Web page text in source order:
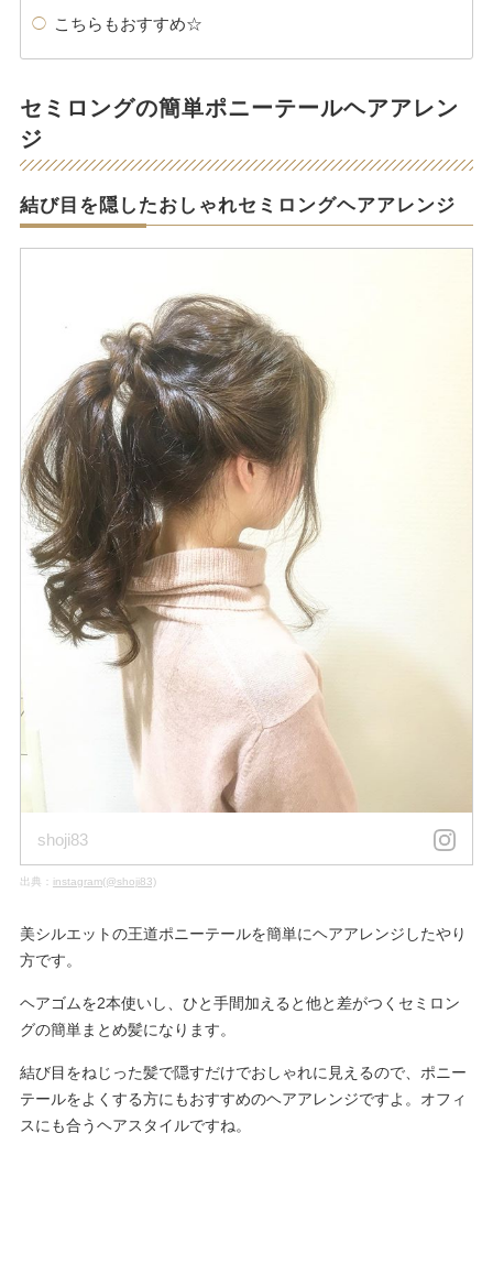
こちらもおすすめ☆
セミロングの簡単ポニーテールヘアアレン
ジ
結び目を隠したおしゃれセミロングヘアアレンジ
shoji83
出典： instagram(@shoji83)
美シルエットの王道ポニーテールを簡単にヘアアレンジしたやり
方です。
ヘアゴムを2本使いし、ひと手間加えると他と差がつくセミロン
グの簡単まとめ髪になります。
結び目をねじった髪で隠すだけでおしゃれに見えるので、ポニー
テールをよくする方にもおすすめのヘアアレンジですよ。オフィ
スにも合うヘアスタイルですね。